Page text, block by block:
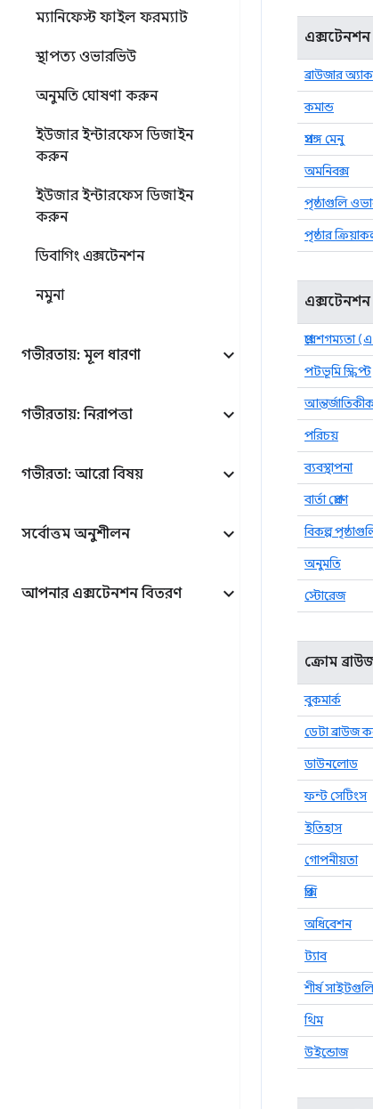
ম্যানিফেস্ট ফাইল ফরম্যাট
স্থাপত্য ওভারভিউ
অনুমতি ঘোষণা করুন
ইউজার ইন্টারফেস ডিজাইন
করুন
ইউজার ইন্টারফেস ডিজাইন
করুন
ডিবাগিং এক্সটেনশন
নমুনা
গভীরতায়: মূল ধারণা
গভীরতায়: নিরাপত্তা
গভীরতা: আরো বিষয়
সর্বোত্তম অনুশীলন
আপনার এক্সটেনশন বিতরণ
ব্রাউজার
কমান্ড
প্রসঙ্গ মেনু
অমনিবক্স
পৃষ্ঠাগুলি
পৃষ্ঠার
প্রবেশগম্যতা
পটভূমি স্ক্রিপ্ট
পরিচয়
ব্যবস্থাপনা
বার্তা প্রেরণ
বিকল্প
অনুমতি
স্টোরেজ
ক্রোম
বুকমার্ক
ডেটা ব্রাউজ
ডাউনলোড
ফন্ট সেটিংস
ইতিহাস
গোপনীয়তা
প্রক্সি
অধিবেশন
ট্যাব
শীর্ষ সাইটগুলি
থিম
উইন্ডোজ